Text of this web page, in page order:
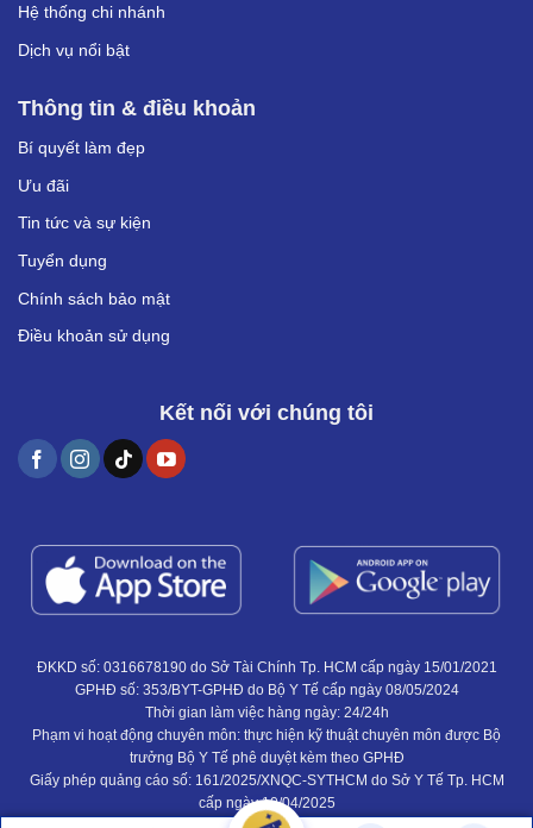
Hệ thống chi nhánh
Dịch vụ nổi bật
Thông tin & điều khoản
Bí quyết làm đẹp
Ưu đãi
Tin tức và sự kiện
Tuyển dụng
Chính sách bảo mật
Điều khoản sử dụng
Kết nối với chúng tôi
ĐKKD số: 0316678190 do Sở Tài Chính Tp. HCM cấp ngày 15/01/2021
GPHĐ số: 353/BYT-GPHĐ do Bộ Y Tế cấp ngày 08/05/2024
Thời gian làm việc hàng ngày: 24/24h
Phạm vi hoạt động chuyên môn: thực hiện kỹ thuật chuyên môn được Bộ
trưởng Bộ Y Tế phê duyệt kèm theo GPHĐ
Giấy phép quảng cáo số: 161/2025/XNQC-SYTHCM do Sở Y Tế Tp. HCM
cấp ngày 10/04/2025